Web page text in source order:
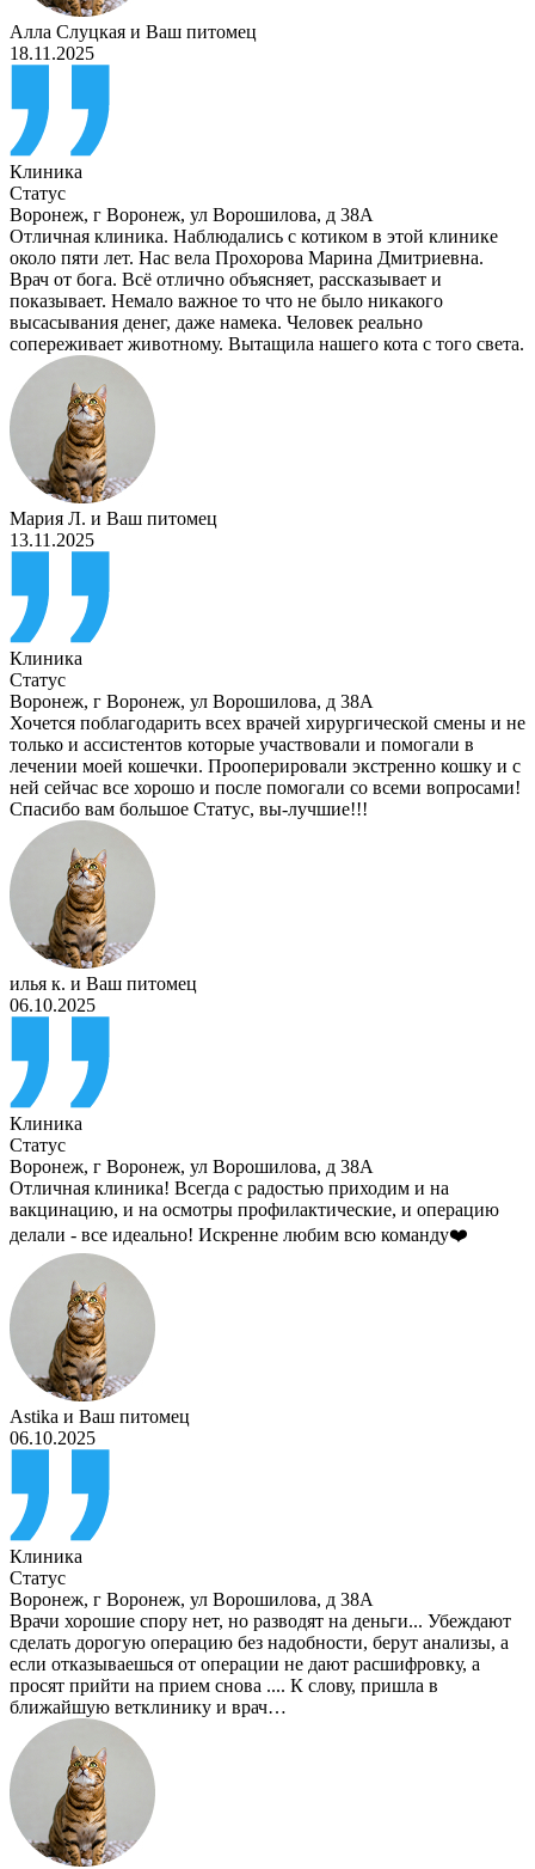
Алла Слуцкая и Ваш питомец
18.11.2025
Клиника
Статус
Воронеж, г Воронеж, ул Ворошилова, д 38А
Отличная клиника. Наблюдались с котиком в этой клинике
около пяти лет. Нас вела Прохорова Марина Дмитриевна.
Врач от бога. Всё отлично объясняет, рассказывает и
показывает. Немало важное то что не было никакого
высасывания денег, даже намека. Человек реально
сопереживает животному. Вытащила нашего кота с того света.
Мария Л. и Ваш питомец
13.11.2025
Клиника
Статус
Воронеж, г Воронеж, ул Ворошилова, д 38А
Хочется поблагодарить всех врачей хирургической смены и не
только и ассистентов которые участвовали и помогали в
лечении моей кошечки. Прооперировали экстренно кошку и с
ней сейчас все хорошо и после помогали со всеми вопросами!
Спасибо вам большое Статус, вы-лучшие!!!
илья к. и Ваш питомец
06.10.2025
Клиника
Статус
Воронеж, г Воронеж, ул Ворошилова, д 38А
Отличная клиника! Всегда с радостью приходим и на
вакцинацию, и на осмотры профилактические, и операцию
делали - все идеально! Искренне любим всю команду❤️
Astika и Ваш питомец
06.10.2025
Клиника
Статус
Воронеж, г Воронеж, ул Ворошилова, д 38А
Врачи хорошие спору нет, но разводят на деньги... Убеждают
сделать дорогую операцию без надобности, берут анализы, а
если отказываешься от операции не дают расшифровку, а
просят прийти на прием снова .... К слову, пришла в
ближайшую ветклинику и врач…